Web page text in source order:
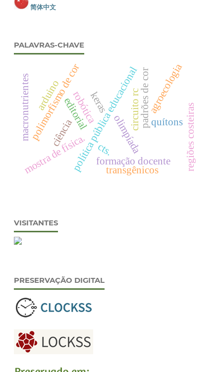
简体中文
PALAVRAS-CHAVE
editorial olimpíada
política pública educacionalpadrões de cor
polimorfismo de cor quítons regiões costeiras
robóticakeras
mostra de física. formação docente
transgênicos
cts.
agroecologia
ciência
macronutrientes arduino circuito rc
VISITANTES
PRESERVAÇÃO DIGITAL